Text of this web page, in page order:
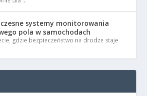
systemy monitorowania
pola w samochodach
gdzie bezpieczeństwo na drodze staje